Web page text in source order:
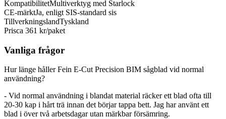
KompatibilitetMultiverktyg med Starlock
CE-märktJa, enligt SIS-standard sis
TillverkningslandTyskland
Prisca 361 kr/paket
Vanliga frågor
Hur länge håller Fein E-Cut Precision BIM sågblad vid normal
användning?
- Vid normal användning i blandat material räcker ett blad ofta till
20-30 kap i hårt trä innan det börjar tappa bett. Jag har använt ett
blad i över två arbetsdagar utan märkbar försämring.